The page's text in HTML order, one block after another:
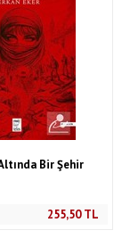
Bir Şehir
255,50TL